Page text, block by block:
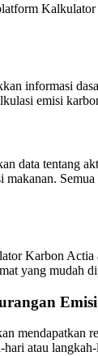
informasi
emisi
data tentang
makanan.
Karbon
yang mudah
Emisi
atau